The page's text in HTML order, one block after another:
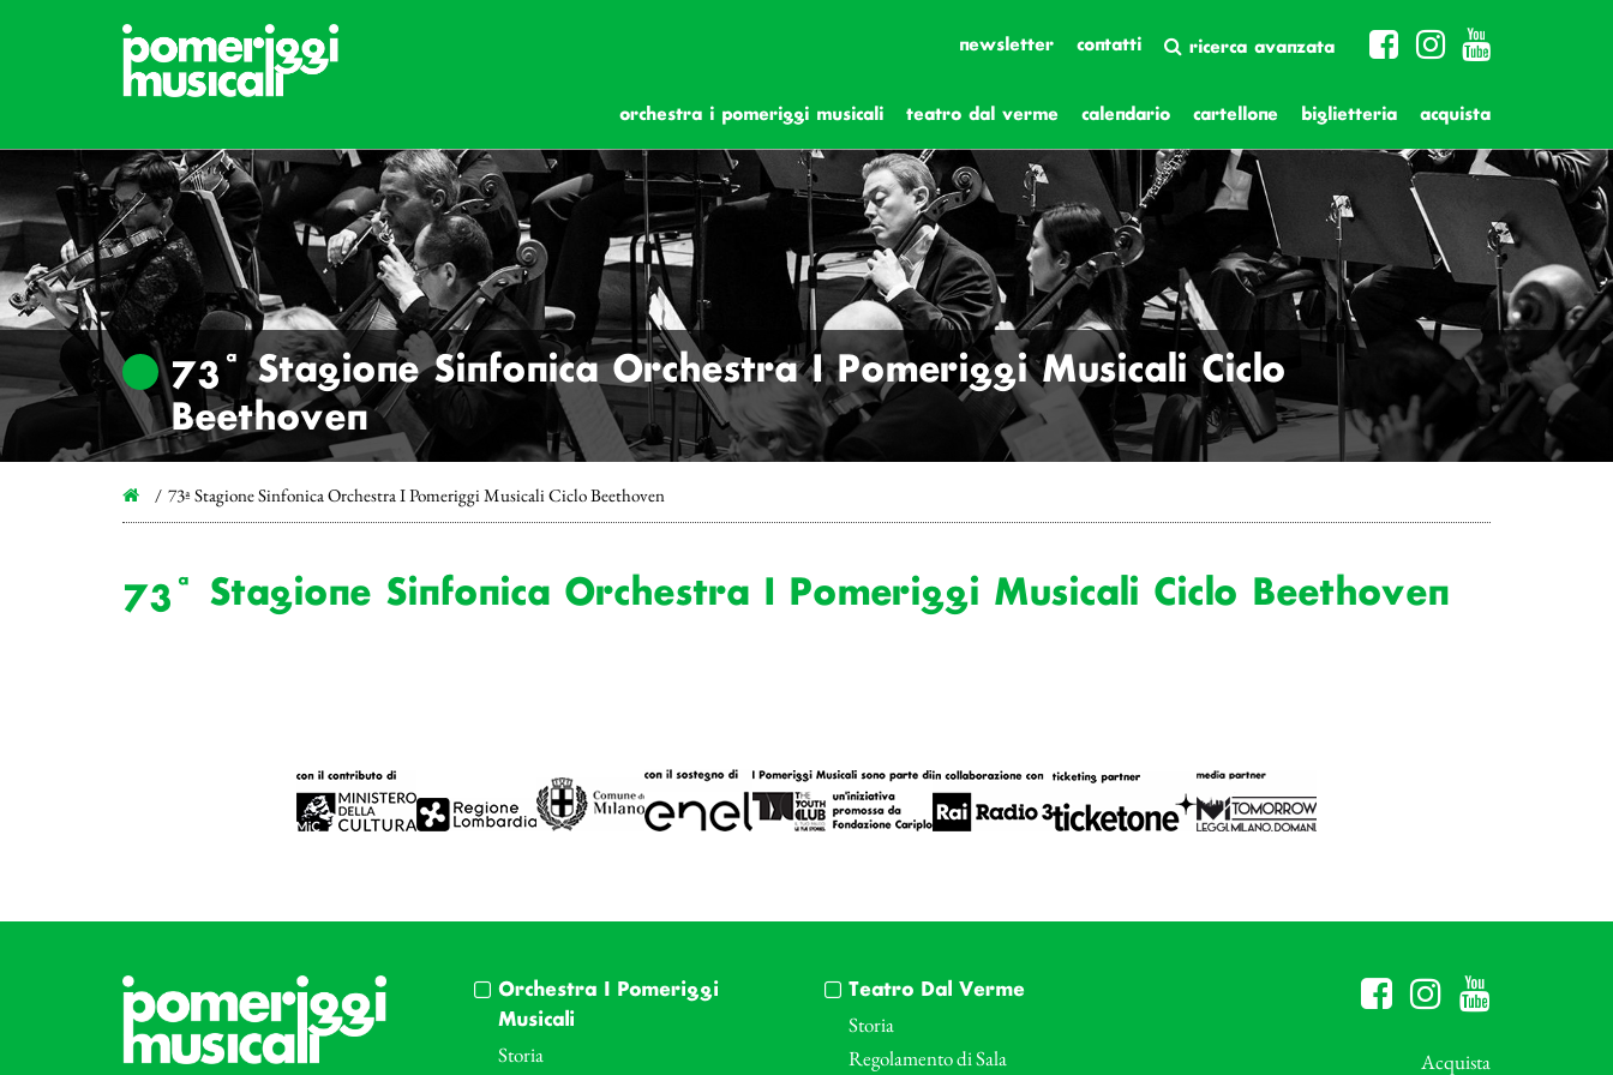
newsletter contatti ricerca avanzata
orchestra i pomeriggi musicali teatro dal verme calendario cartellone biglietteria acquista
73ª Stagione Sinfonica Orchestra I Pomeriggi Musicali Ciclo
Beethoven
73ª Stagione Sinfonica Orchestra I Pomeriggi Musicali Ciclo Beethoven
73ª Stagione Sinfonica Orchestra I Pomeriggi Musicali Ciclo Beethoven
Orchestra I Pomeriggi
Musicali
Storia
Teatro Dal Verme
Storia
Regolamento di Sala
Acquista